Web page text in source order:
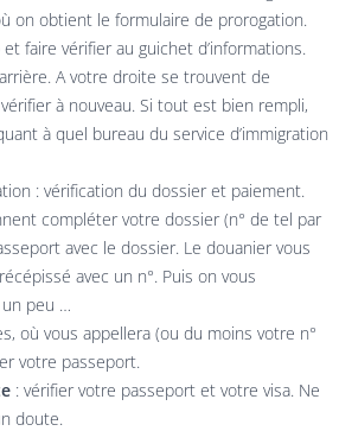
on obtient le formulaire de prorogation.
faire vérifier au guichet d’informations.
A votre droite se trouvent de
à nouveau. Si tout est bien rempli,
à quel bureau du service d’immigration
: vérification du dossier et paiement.
compléter votre dossier (n° de tel par
avec le dossier. Le douanier vous
avec un n°. Puis on vous
peu …
où vous appellera (ou du moins votre n°
votre passeport.
: vérifier votre passeport et votre visa. Ne
doute.